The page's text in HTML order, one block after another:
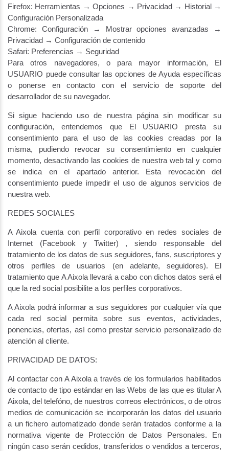
Firefox: Herramientas → Opciones → Privacidad → Historial →
Configuración Personalizada
Chrome: Configuración → Mostrar opciones avanzadas →
Privacidad → Configuración de contenido
Safari: Preferencias → Seguridad
Para otros navegadores, o para mayor información, El
USUARIO puede consultar las opciones de Ayuda específicas
o ponerse en contacto con el servicio de soporte del
desarrollador de su navegador.
Si sigue haciendo uso de nuestra página sin modificar su
configuración, entendemos que El USUARIO presta su
consentimiento para el uso de las cookies creadas por la
misma, pudiendo revocar su consentimiento en cualquier
momento, desactivando las cookies de nuestra web tal y como
se indica en el apartado anterior. Esta revocación del
consentimiento puede impedir el uso de algunos servicios de
nuestra web.
REDES SOCIALES
A Aixola cuenta con perfil corporativo en redes sociales de
Internet (Facebook y Twitter) , siendo responsable del
tratamiento de los datos de sus seguidores, fans, suscriptores y
otros perfiles de usuarios (en adelante, seguidores). El
tratamiento que A Aixola llevará a cabo con dichos datos será el
que la red social posibilite a los perfiles corporativos.
A Aixola podrá informar a sus seguidores por cualquier vía que
cada red social permita sobre sus eventos, actividades,
ponencias, ofertas, así como prestar servicio personalizado de
atención al cliente.
PRIVACIDAD DE DATOS:
Al contactar con A Aixola a través de los formularios habilitados
de contacto de tipo estándar en las Webs de las que es titular A
Aixola, del telefóno, de nuestros correos electrónicos, o de otros
medios de comunicación se incorporarán los datos del usuario
a un fichero automatizado donde serán tratados conforme a la
normativa vigente de Protección de Datos Personales. En
ningún caso serán cedidos, transferidos o vendidos a terceros,